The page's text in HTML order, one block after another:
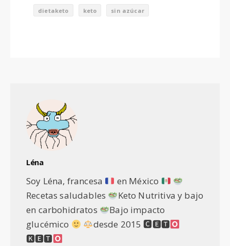
dietaketo keto sin azúcar
Léna
Soy Léna, francesa
en México
Recetas saludables
Keto Nutritiva y bajo
en carbohidratos
Bajo impacto
glucémico
desde 2015 🅲🅴🆃
🅺🅴🆃